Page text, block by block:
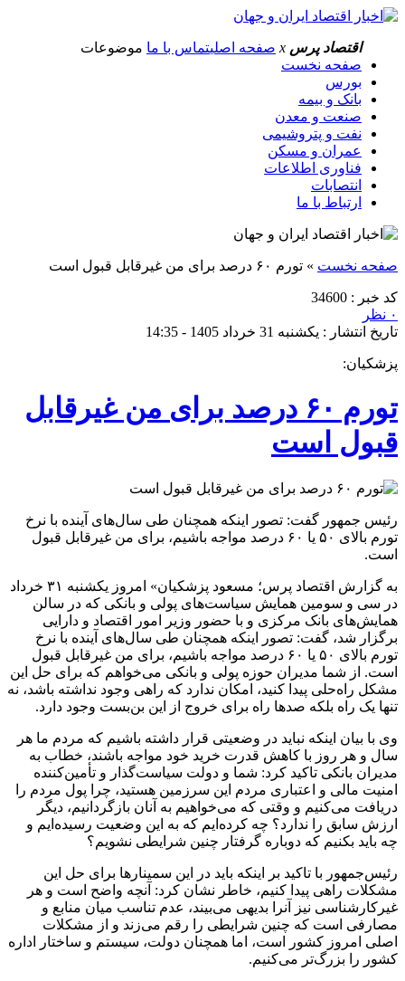
اقتصاد پرس x صفحه اصلیتماس با ما موضوعات
صفحه نخست
بورس
بانک و بیمه
صنعت و معدن
نفت و پتروشیمی
عمران و مسکن
فناوری اطلاعات
انتصابات
ارتباط با ما
صفحه نخست » تورم ۶۰ درصد برای من غیرقابل قبول است
کد خبر : 34600
۰ نظر
تاریخ انتشار : یکشنبه 31 خرداد 1405 - 14:35
پزشکیان:
تورم ۶۰ درصد برای من غیرقابل
قبول است
رئیس جمهور گفت: تصور اینکه همچنان طی سال‌های آینده با نرخ
تورم بالای ۵۰ یا ۶۰ درصد مواجه باشیم، برای من غیرقابل قبول
است.
به گزارش اقتصاد پرس؛ مسعود پزشکیان» امروز یکشنبه ۳۱ خرداد
در سی و سومین همایش سیاست‌های پولی و بانکی که در سالن
همایش‌های بانک مرکزی و با حضور وزیر امور اقتصاد و دارایی
برگزار شد، گفت: تصور اینکه همچنان طی سال‌های آینده با نرخ
تورم بالای ۵۰ یا ۶۰ درصد مواجه باشیم، برای من غیرقابل قبول
است. از شما مدیران حوزه پولی و بانکی می‌خواهم که برای حل این
مشکل راه‌حلی پیدا کنید، امکان ندارد که راهی وجود نداشته باشد، نه
تنها یک راه بلکه صدها راه برای خروج از این بن‌بست وجود دارد.
وی با بیان اینکه نباید در وضعیتی قرار داشته باشیم که مردم ما هر
سال و هر روز با کاهش قدرت خرید خود مواجه باشند، خطاب به
مدیران بانکی تاکید کرد: شما و دولت سیاست‌گذار و تأمین‌کننده
امنیت مالی و اعتباری مردم این سرزمین هستید، چرا پول مردم را
دریافت می‌کنیم و وقتی که می‌خواهیم به آنان بازگردانیم، دیگر
ارزش سابق را ندارد؟ چه کرده‌ایم که به این وضعیت رسیده‌ایم و
چه باید بکنیم که دوباره گرفتار چنین شرایطی نشویم؟
رئیس‌جمهور با تاکید بر اینکه باید در این سمینارها برای حل این
مشکلات راهی پیدا کنیم، خاطر نشان کرد: آنچه واضح است و هر
غیرکارشناسی نیز آنرا بدیهی می‌بیند، عدم تناسب میان منابع و
مصارفی است که چنین شرایطی را رقم می‌زند و از مشکلات
اصلی امروز کشور است، اما همچنان دولت، سیستم و ساختار اداره
کشور را بزرگ‌تر می‌کنیم.